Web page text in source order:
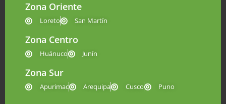
Zona Oriente
Loreto San Martín
Zona Centro
Huánuco Junín
Zona Sur
Apurimac Arequipa Cusco Puno